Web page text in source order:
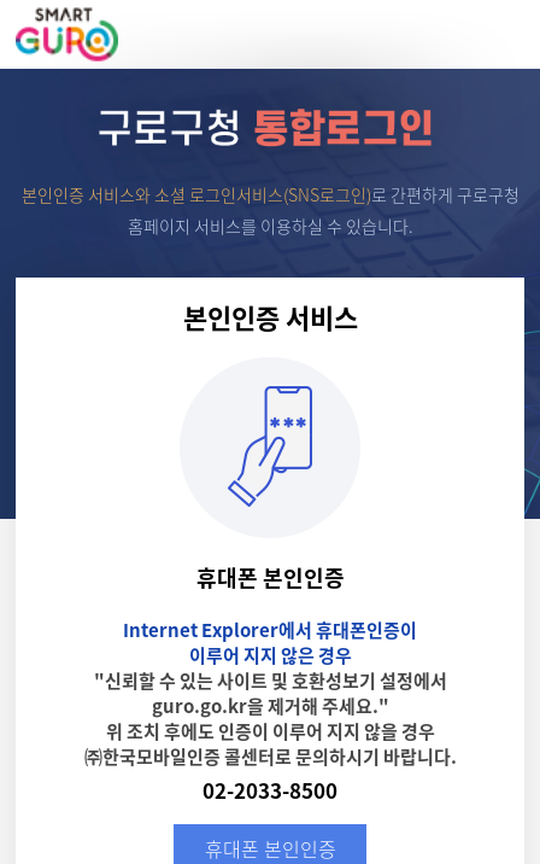
본인인증 서비스와 소셜 로그인서비스(SNS로그인)로 간편하게 구로구청
홈페이지 서비스를 이용하실 수 있습니다.
본인인증 서비스
휴대폰 본인인증
Internet Explorer에서 휴대폰인증이
이루어 지지 않은 경우
"신뢰할 수 있는 사이트 및 호환성보기 설정에서
guro.go.kr을 제거해 주세요."
위 조치 후에도 인증이 이루어 지지 않을 경우
㈜한국모바일인증 콜센터로 문의하시기 바랍니다.
02-2033-8500
휴대폰 본인인증